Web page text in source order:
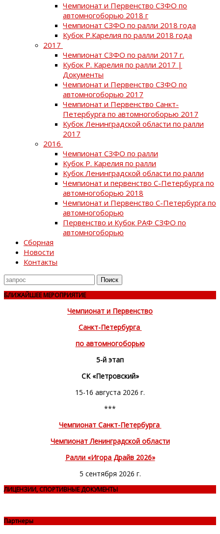
Чемпионат и Первенство СЗФО по
автомногоборью 2018 г
Чемпионат СЗФО по ралли 2018 года
Кубок Р.Карелия по ралли 2018 года
2017
Чемпионат СЗФО по ралли 2017 г.
Кубок Р. Карелия по ралли 2017 |
Документы
Чемпионат и Первенство СЗФО по
автомногоборью 2017
Чемпионат и Первенство Санкт-
Петербурга по автомногоборью 2017
Кубок Ленинградской области по ралли
2017
2016
Чемпионат СЗФО по ралли
Кубок Р. Карелия по ралли
Кубок Ленинградской области по ралли
Чемпионат и первенство С-Петербурга по
автомногоборью 2018
Чемпионат и Первенство С-Петербурга по
автомногоборью
Первенство и Кубок РАФ СЗФО по
автомногоборью
Сборная
Новости
Контакты
Поиск
для
БЛИЖАЙШЕЕ МЕРОПРИЯТИЕ
Чемпионат и Первенство
Санкт-Петербурга
по автомногоборью
5-й этап
СК «Петровский»
15-16 августа 2026 г.
***
Чемпионат Санкт-Петербурга
Чемпионат Ленинградской области
Ралли «Игора Драйв 2026»
5 сентября 2026 г.
ЛИЦЕНЗИИ, СПОРТИВНЫЕ ДОКУМЕНТЫ
Партнеры